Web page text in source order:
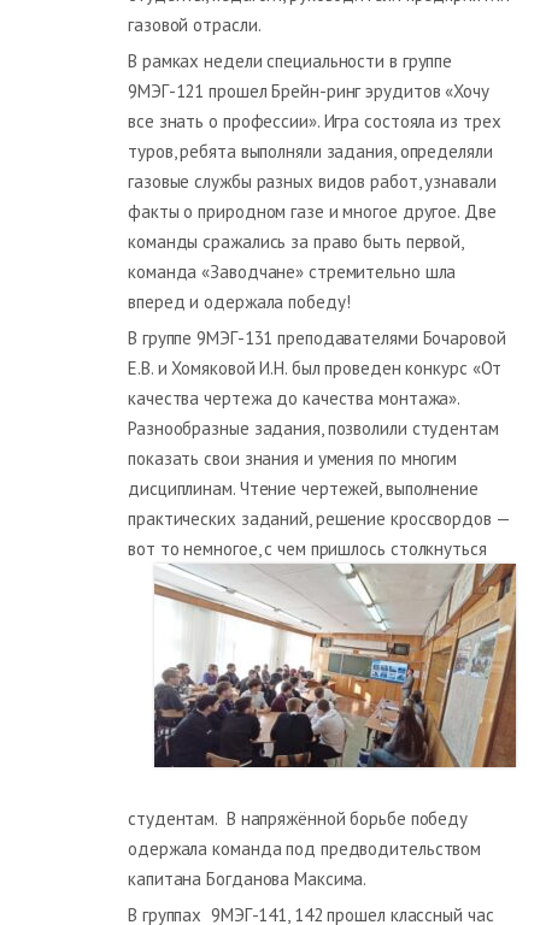
газовой отрасли.
В рамках недели специальности в группе
9МЭГ-121 прошел Брейн-ринг эрудитов «Хочу
все знать о профессии». Игра состояла из трех
туров, ребята выполняли задания, определяли
газовые службы разных видов работ, узнавали
факты о природном газе и многое другое. Две
команды сражались за право быть первой,
команда «Заводчане» стремительно шла
вперед и одержала победу!
В группе 9МЭГ-131 преподавателями Бочаровой
Е.В. и Хомяковой И.Н. был проведен конкурс «От
качества чертежа до качества монтажа».
Разнообразные задания, позволили студентам
показать свои знания и умения по многим
дисциплинам. Чтение чертежей, выполнение
практических заданий, решение кроссвордов —
вот то немногое, с чем пришлось столкнуться
студентам. В напряжённой борьбе победу
одержала команда под предводительством
капитана Богданова Максима.
В группах 9МЭГ-141, 142 прошел классный час